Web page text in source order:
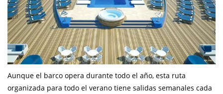
Aunque el barco opera durante todo el año, esta ruta
organizada para todo el verano tiene salidas semanales cada